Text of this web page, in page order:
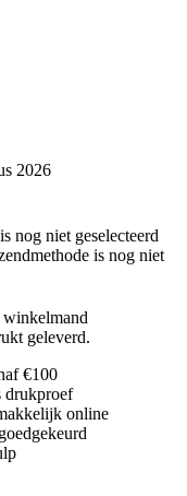
2026
nog niet geselecteerd
is nog niet
winkelmand
geleverd.
€100
drukproef
online